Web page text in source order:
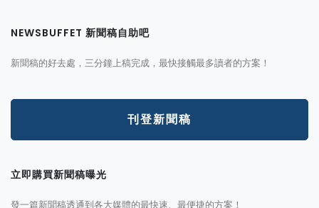
NEWSBUFFET 新聞稿自助吧
新聞稿的好去處，三分鐘上稿完成，最快接觸最多讀者的方案！
刊登新聞稿
立即購買新聞稿曝光
發一篇新聞稿透通到各大媒體的最快速、最便捷的方案！